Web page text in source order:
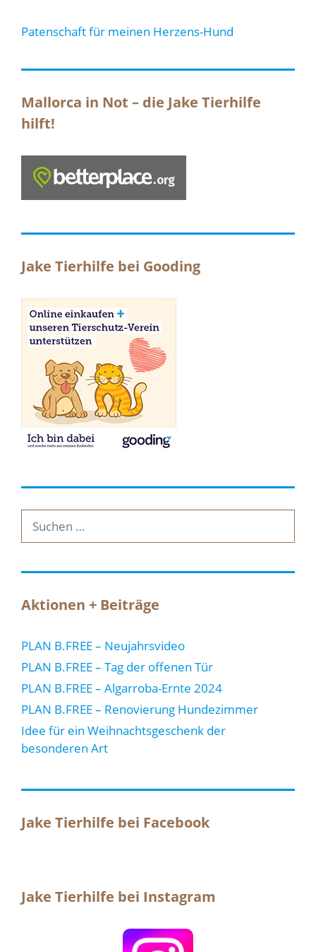
Patenschaft für meinen Herzens-Hund
Mallorca in Not – die Jake Tierhilfe
hilft!
Jake Tierhilfe bei Gooding
Suche
nach:
Aktionen + Beiträge
PLAN B.FREE – Neujahrsvideo
PLAN B.FREE – Tag der offenen Tür
PLAN B.FREE – Algarroba-Ernte 2024
PLAN B.FREE – Renovierung Hundezimmer
Idee für ein Weihnachtsgeschenk der
besonderen Art
Jake Tierhilfe bei Facebook
Jake Tierhilfe bei Instagram